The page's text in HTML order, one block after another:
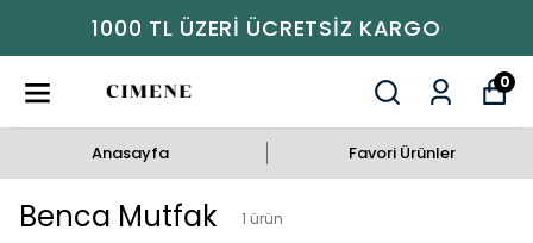
1000 TL ÜZERI ÜCRETSIZ KARGO
0
Anasayfa Favori Ürünler
Benca Mutfak 1 ürün